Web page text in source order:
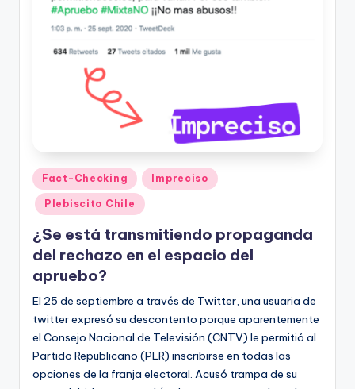
Publicado
en
Fact-Checking Impreciso
Plebiscito Chile
¿Se está transmitiendo propaganda
del rechazo en el espacio del
apruebo?
El 25 de septiembre a través de Twitter, una usuaria de
twitter expresó su descontento porque aparentemente
el Consejo Nacional de Televisión (CNTV) le permitió al
Partido Republicano (PLR) inscribirse en todas las
opciones de la franja electoral. Acusó trampa de su